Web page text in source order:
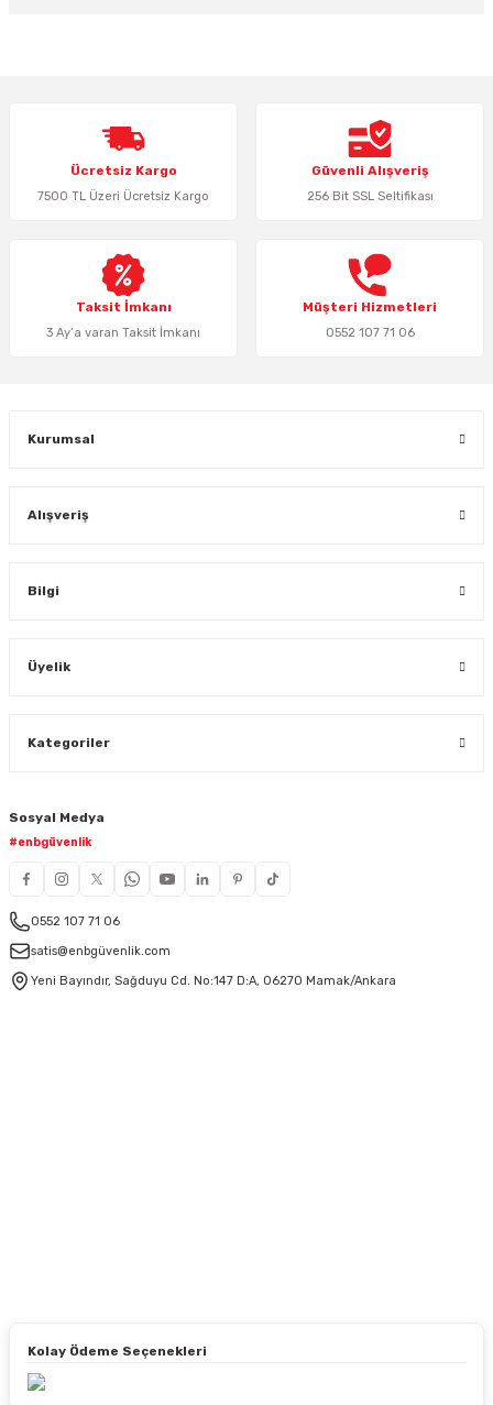
Ürün resmi kalitesiz, bozuk veya görüntülenemiyor.
Ürün açıklamasında eksik bilgiler bulunuyor.
Ürün bilgilerinde hatalar bulunuyor.
Bu ürüne benzer farklı alternatifler olmalı.
Ücretsiz Kargo
7500 TL Üzeri Ücretsiz Kargo
Güvenli Alışveriş
256 Bit SSL Seltifikası
Taksit İmkanı
3 Ay’a varan Taksit İmkanı
Müşteri Hizmetleri
0552 107 71 06
Kurumsal
Alışveriş
Bilgi
Üyelik
Kategoriler
Sosyal Medya
#enbgüvenlik
0552 107 71 06
satis@enbgüvenlik.com
Yeni Bayındır, Sağduyu Cd. No:147 D:A, 06270 Mamak/Ankara
Kolay Ödeme Seçenekleri